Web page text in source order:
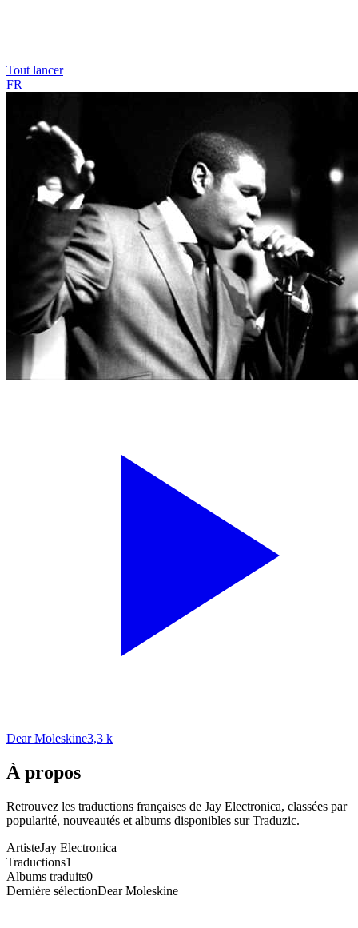
Tout lancer
FR
Dear Moleskine3,3 k
À propos
Retrouvez les traductions françaises de Jay Electronica, classées par
popularité, nouveautés et albums disponibles sur Traduzic.
ArtisteJay Electronica
Traductions1
Albums traduits0
Dernière sélectionDear Moleskine